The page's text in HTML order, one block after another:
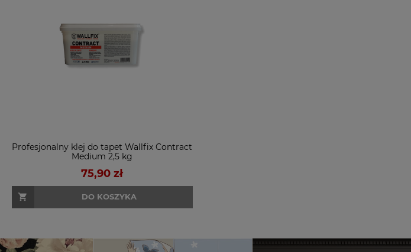
Profesjonalny klej do tapet Wallfix Contract
Medium 2,5 kg
75,90 zł
DO KOSZYKA